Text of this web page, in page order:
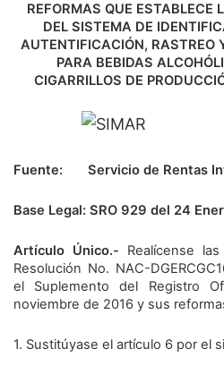
REFORMAS QUE ESTABLECE
DEL SISTEMA DE
AUTENTIFICACIÓN, RASTREO
PARA BEBIDAS
CIGARRILLOS DE
Fuente: Servicio de Rentas
Base Legal: SRO 929 del 24
Artículo Único.- Realícense
Resolución No. NAC-
el Suplemento del Registro
noviembre de 2016 y sus
1. Sustitúyase el artículo 6 por el